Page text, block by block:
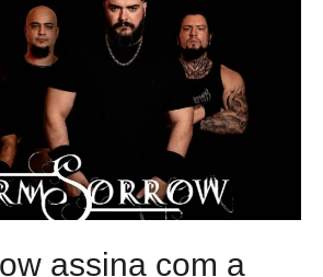
assina com a